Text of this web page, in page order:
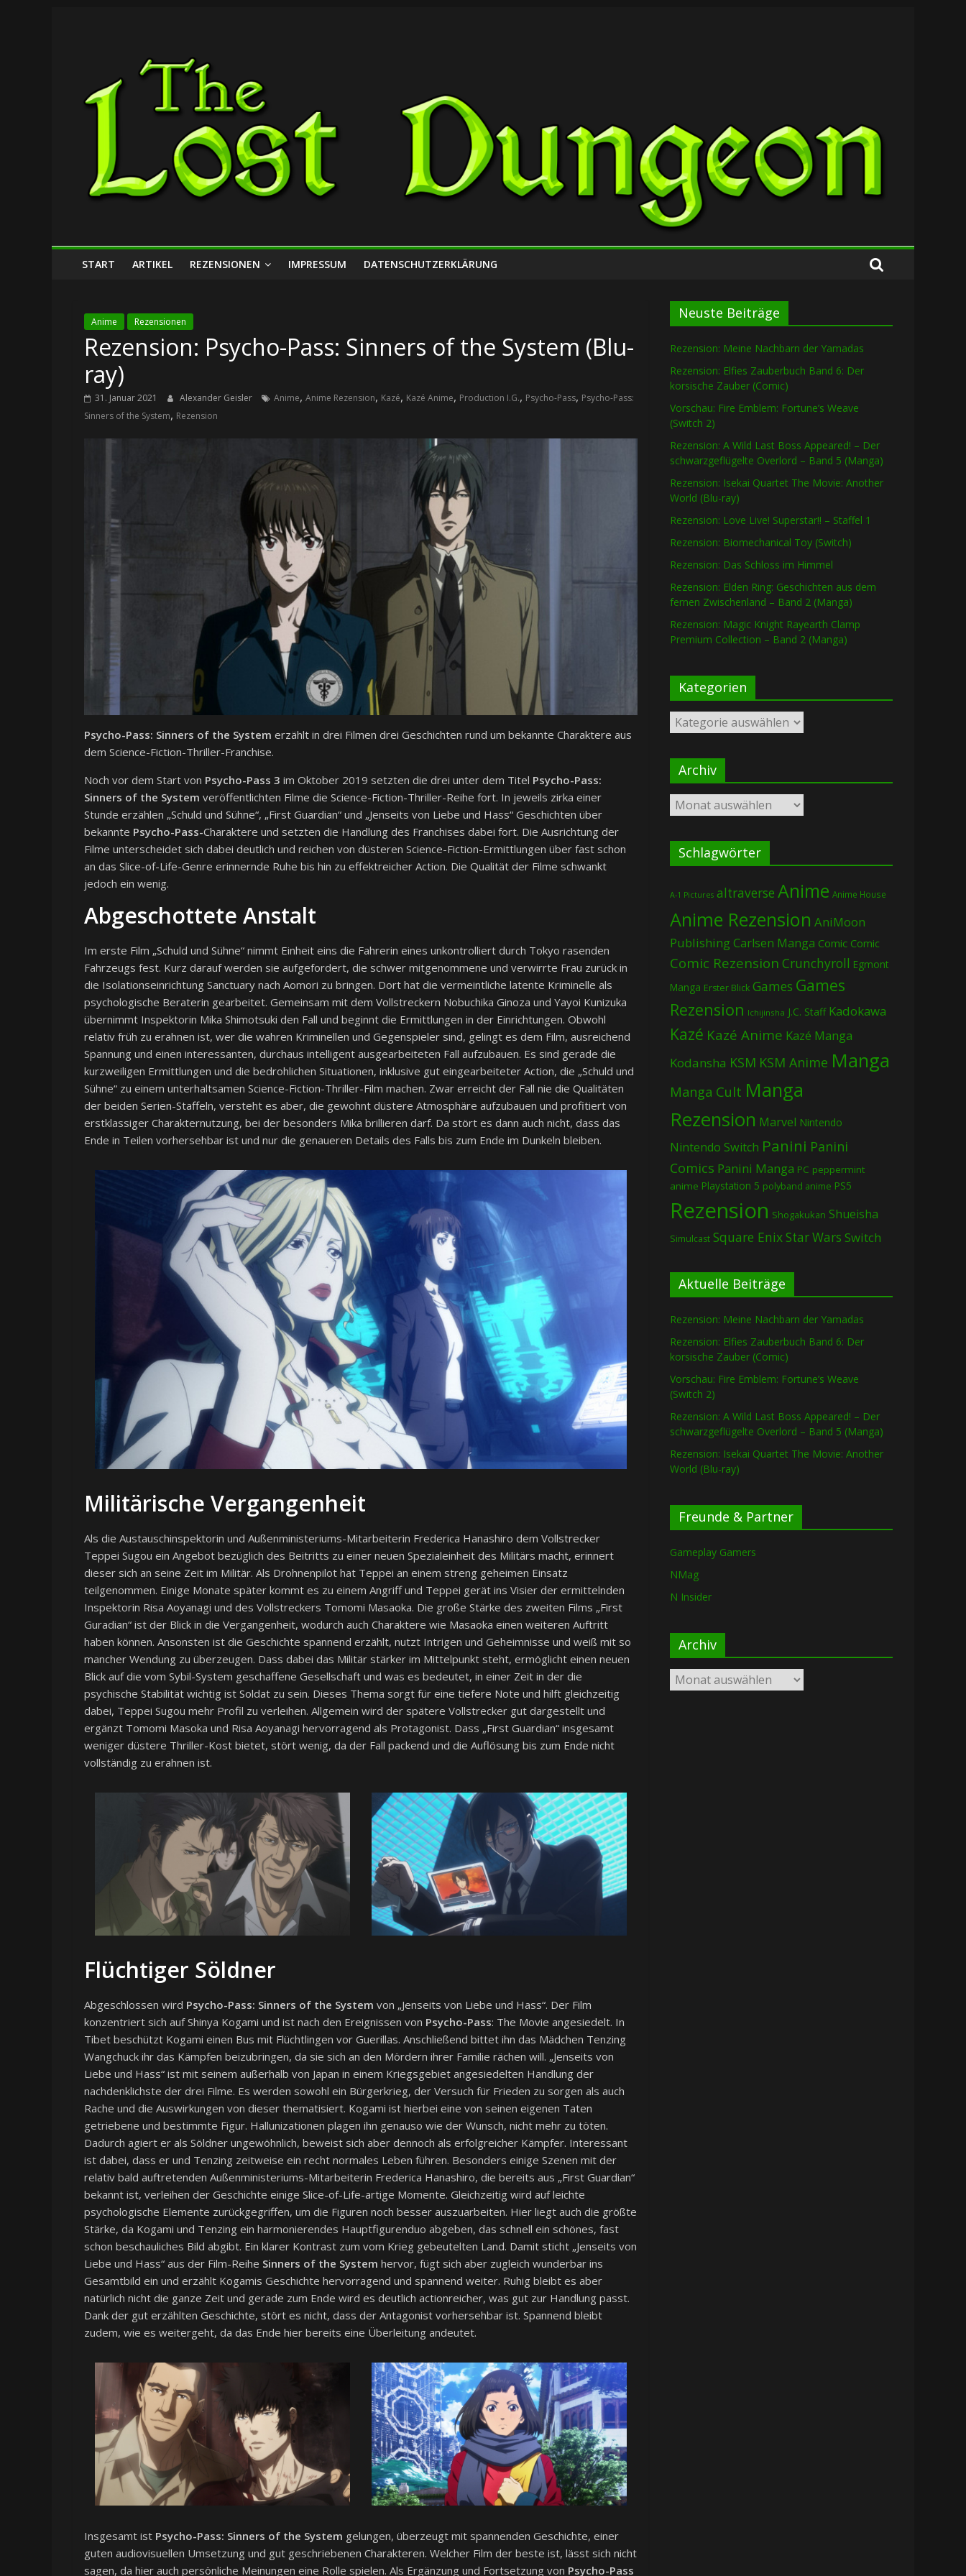
Lost
Dungeon
START ARTIKEL REZENSIONEN IMPRESSUM DATENSCHUTZERKLÄRUNG
Anime Rezensionen
Rezension: Psycho-Pass: Sinners of the System (Blu-
ray)
31. Januar 2021 Alexander Geisler Anime, Anime Rezension, Kazé, Kazé Anime, Production I.G., Psycho-Pass, Psycho-Pass:
Sinners of the System, Rezension
Psycho-Pass: Sinners of the System erzählt in drei Filmen drei Geschichten rund um bekannte Charaktere aus
dem Science-Fiction-Thriller-Franchise.
Noch vor dem Start von Psycho-Pass 3 im Oktober 2019 setzten die drei unter dem Titel Psycho-Pass:
Sinners of the System veröffentlichten Filme die Science-Fiction-Thriller-Reihe fort. In jeweils zirka einer
Stunde erzählen „Schuld und Sühne“, „First Guardian“ und „Jenseits von Liebe und Hass“ Geschichten über
bekannte Psycho-Pass-Charaktere und setzten die Handlung des Franchises dabei fort. Die Ausrichtung der
Filme unterscheidet sich dabei deutlich und reichen von düsteren Science-Fiction-Ermittlungen über fast schon
an das Slice-of-Life-Genre erinnernde Ruhe bis hin zu effektreicher Action. Die Qualität der Filme schwankt
jedoch ein wenig.
Abgeschottete Anstalt
Im erste Film „Schuld und Sühne“ nimmt Einheit eins die Fahrerin eines unkontrolliert durch Tokyo rasenden
Fahrzeugs fest. Kurz darauf werden sie aufgefordert, die schwer mitgenommene und verwirrte Frau zurück in
die Isolationseinrichtung Sanctuary nach Aomori zu bringen. Dort hat die vermeintliche latente Kriminelle als
psychologische Beraterin gearbeitet. Gemeinsam mit dem Vollstreckern Nobuchika Ginoza und Yayoi Kunizuka
übernimmt Inspektorin Mika Shimotsuki den Fall und beginnt die Ermittlungen in der Einrichtungen. Obwohl
relativ früh zu erahnen ist, wer die wahren Kriminellen und Gegenspieler sind, gelingt es dem Film, ausreichend
Spannung und einen interessanten, durchaus intelligent ausgearbeiteten Fall aufzubauen. Es sind gerade die
kurzweiligen Ermittlungen und die bedrohlichen Situationen, inklusive gut eingearbeiteter Action, die „Schuld und
Sühne“ zu einem unterhaltsamen Science-Fiction-Thriller-Film machen. Zwar erreicht der Fall nie die Qualitäten
der beiden Serien-Staffeln, versteht es aber, die gewohnt düstere Atmosphäre aufzubauen und profitiert von
erstklassiger Charakternutzung, bei der besonders Mika brillieren darf. Da stört es dann auch nicht, dass das
Ende in Teilen vorhersehbar ist und nur die genaueren Details des Falls bis zum Ende im Dunkeln bleiben.
Militärische Vergangenheit
Als die Austauschinspektorin und Außenministeriums-Mitarbeiterin Frederica Hanashiro dem Vollstrecker
Teppei Sugou ein Angebot bezüglich des Beitritts zu einer neuen Spezialeinheit des Militärs macht, erinnert
dieser sich an seine Zeit im Militär. Als Drohnenpilot hat Teppei an einem streng geheimen Einsatz
teilgenommen. Einige Monate später kommt es zu einem Angriff und Teppei gerät ins Visier der ermittelnden
Inspektorin Risa Aoyanagi und des Vollstreckers Tomomi Masaoka. Die große Stärke des zweiten Films „First
Guradian“ ist der Blick in die Vergangenheit, wodurch auch Charaktere wie Masaoka einen weiteren Auftritt
haben können. Ansonsten ist die Geschichte spannend erzählt, nutzt Intrigen und Geheimnisse und weiß mit so
mancher Wendung zu überzeugen. Dass dabei das Militär stärker im Mittelpunkt steht, ermöglicht einen neuen
Blick auf die vom Sybil-System geschaffene Gesellschaft und was es bedeutet, in einer Zeit in der die
psychische Stabilität wichtig ist Soldat zu sein. Dieses Thema sorgt für eine tiefere Note und hilft gleichzeitig
dabei, Teppei Sugou mehr Profil zu verleihen. Allgemein wird der spätere Vollstrecker gut dargestellt und
ergänzt Tomomi Masoka und Risa Aoyanagi hervorragend als Protagonist. Dass „First Guardian“ insgesamt
weniger düstere Thriller-Kost bietet, stört wenig, da der Fall packend und die Auflösung bis zum Ende nicht
vollständig zu erahnen ist.
Flüchtiger Söldner
Abgeschlossen wird Psycho-Pass: Sinners of the System von „Jenseits von Liebe und Hass“. Der Film
konzentriert sich auf Shinya Kogami und ist nach den Ereignissen von Psycho-Pass: The Movie angesiedelt. In
Tibet beschützt Kogami einen Bus mit Flüchtlingen vor Guerillas. Anschließend bittet ihn das Mädchen Tenzing
Wangchuck ihr das Kämpfen beizubringen, da sie sich an den Mördern ihrer Familie rächen will. „Jenseits von
Liebe und Hass“ ist mit seinem außerhalb von Japan in einem Kriegsgebiet angesiedelten Handlung der
nachdenklichste der drei Filme. Es werden sowohl ein Bürgerkrieg, der Versuch für Frieden zu sorgen als auch
Rache und die Auswirkungen von dieser thematisiert. Kogami ist hierbei eine von seinen eigenen Taten
getriebene und bestimmte Figur. Hallunizationen plagen ihn genauso wie der Wunsch, nicht mehr zu töten.
Dadurch agiert er als Söldner ungewöhnlich, beweist sich aber dennoch als erfolgreicher Kämpfer. Interessant
ist dabei, dass er und Tenzing zeitweise ein recht normales Leben führen. Besonders einige Szenen mit der
relativ bald auftretenden Außenministeriums-Mitarbeiterin Frederica Hanashiro, die bereits aus „First Guardian“
bekannt ist, verleihen der Geschichte einige Slice-of-Life-artige Momente. Gleichzeitig wird auf leichte
psychologische Elemente zurückgegriffen, um die Figuren noch besser auszuarbeiten. Hier liegt auch die größte
Stärke, da Kogami und Tenzing ein harmonierendes Hauptfigurenduo abgeben, das schnell ein schönes, fast
schon beschauliches Bild abgibt. Ein klarer Kontrast zum vom Krieg gebeutelten Land. Damit sticht „Jenseits von
Liebe und Hass“ aus der Film-Reihe Sinners of the System hervor, fügt sich aber zugleich wunderbar ins
Gesamtbild ein und erzählt Kogamis Geschichte hervorragend und spannend weiter. Ruhig bleibt es aber
natürlich nicht die ganze Zeit und gerade zum Ende wird es deutlich actionreicher, was gut zur Handlung passt.
Dank der gut erzählten Geschichte, stört es nicht, dass der Antagonist vorhersehbar ist. Spannend bleibt
zudem, wie es weitergeht, da das Ende hier bereits eine Überleitung andeutet.
Insgesamt ist Psycho-Pass: Sinners of the System gelungen, überzeugt mit spannenden Geschichte, einer
guten audiovisuellen Umsetzung und gut geschriebenen Charakteren. Welcher Film der beste ist, lässt sich nicht
sagen, da hier auch persönliche Meinungen eine Rolle spielen. Als Ergänzung und Fortsetzung von Psycho-Pass
Neuste Beiträge
Rezension: Meine Nachbarn der Yamadas
Rezension: Elfies Zauberbuch Band 6: Der
korsische Zauber (Comic)
Vorschau: Fire Emblem: Fortune’s Weave
(Switch 2)
Rezension: A Wild Last Boss Appeared! – Der
schwarzgeflügelte Overlord – Band 5 (Manga)
Rezension: Isekai Quartet The Movie: Another
World (Blu-ray)
Rezension: Love Live! Superstar!! – Staffel 1
Rezension: Biomechanical Toy (Switch)
Rezension: Das Schloss im Himmel
Rezension: Elden Ring: Geschichten aus dem
fernen Zwischenland – Band 2 (Manga)
Rezension: Magic Knight Rayearth Clamp
Premium Collection – Band 2 (Manga)
Kategorien
Kategorien
Archiv
Archiv
Schlagwörter
A-1 Pictures altraverse Anime Anime House
Anime Rezension AniMoon
PublishingCarlsen Manga Comic Comic
Comic Rezension Crunchyroll Egmont
Manga Erster Blick Games Games
Rezension Ichijinsha J.C. Staff Kadokawa
Kazé Kazé Anime Kazé Manga
Kodansha KSM KSM Anime Manga
Manga Cult Manga
Rezension Marvel Nintendo
Nintendo Switch Panini Panini
Comics Panini Manga PC peppermint
anime Playstation 5 polyband anime PS5
Rezension Shogakukan Shueisha
Simulcast Square EnixStar Wars Switch
Aktuelle Beiträge
Rezension: Meine Nachbarn der Yamadas
Rezension: Elfies Zauberbuch Band 6: Der
korsische Zauber (Comic)
Vorschau: Fire Emblem: Fortune’s Weave
(Switch 2)
Rezension: A Wild Last Boss Appeared! – Der
schwarzgeflügelte Overlord – Band 5 (Manga)
Rezension: Isekai Quartet The Movie: Another
World (Blu-ray)
Freunde & Partner
Gameplay Gamers
NMag
N Insider
Archiv
Archiv